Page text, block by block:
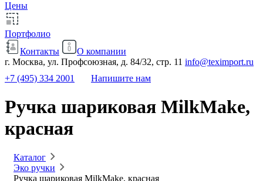
Цены
Портфолио
Контакты
О компании
г. Москва, ул. Профсоюзная, д. 84/32, стр. 11 info@teximport.ru
+7 (495) 334 2001
Напишите нам
Ручка шариковая MilkMake,
красная
Каталог
Эко ручки
Ручка шариковая MilkMake, красная